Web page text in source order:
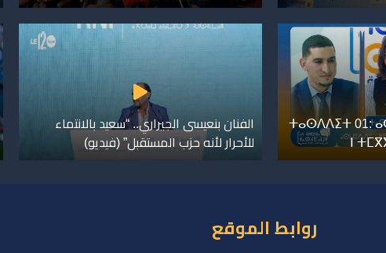
ⵜⴰⵙⴷⴷⵉⵜ 01:
ⵏ
الفنان بنعيسى الجيراري.. “سعيد بالانتماء
للأحرار لأنه حزب المستقبل” (فيديو)
روابط الموقع